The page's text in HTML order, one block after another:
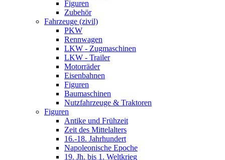
Figuren
Zubehör
Fahrzeuge (zivil)
PKW
Rennwagen
LKW - Zugmaschinen
LKW - Trailer
Motorräder
Eisenbahnen
Figuren
Baumaschinen
Nutzfahrzeuge & Traktoren
Figuren
Antike und Frühzeit
Zeit des Mittelalters
16.-18. Jahrhundert
Napoleonische Epoche
19. Jh. bis 1. Weltkrieg